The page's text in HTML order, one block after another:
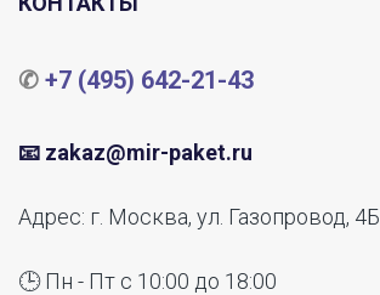
✆ +7 (495) 642-21-43
📧 zakaz@mir-paket.ru
Адрес: г. Москва, ул. Газопровод, 4Б
🕒 Пн - Пт с 10:00 до 18:00